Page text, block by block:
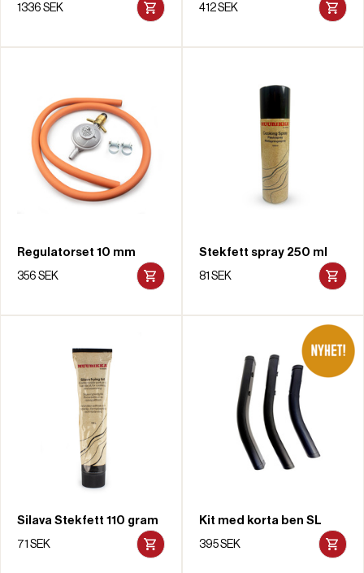
1336 SEK 412 SEK
Regulatorset 10 mm
356 SEK
Stekfett spray 250 ml
81 SEK
Silava Stekfett 110 gram
71 SEK
Kit med korta ben SL
395 SEK